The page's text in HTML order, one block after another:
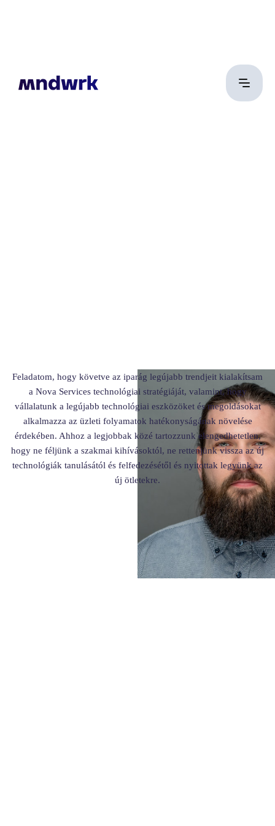
Feladatom, hogy követve az iparág legújabb trendjeit kialakítsam
a Nova Services technológiai stratégiáját, valamint, hogy
vállalatunk a legújabb technológiai eszközöket és megoldásokat
alkalmazza az üzleti folyamatok hatékonyságának növelése
érdekében. Ahhoz a legjobbak közé tartozzunk elengedhetetlen,
hogy ne féljünk a szakmai kihívásoktól, ne rettenjünk vissza az új
technológiák tanulásától és felfedezésétől és nyitottak legyünk az
új ötletekre.